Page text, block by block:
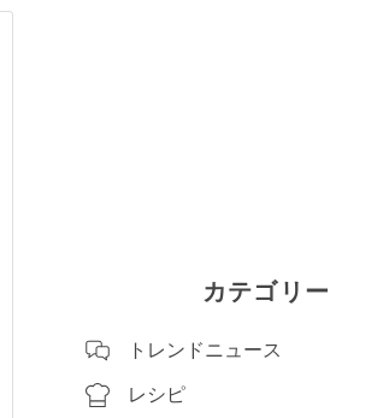
出典：rakuten.co.jp
カテゴリー
トレンドニュース
レシピ